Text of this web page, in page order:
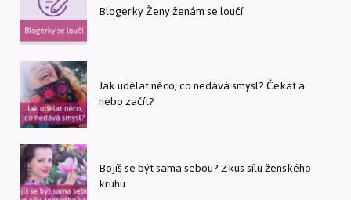
Blogerky Ženy ženám se loučí
Jak udělat něco, co nedává smysl? Čekat a
nebo začít?
Bojíš se být sama sebou? Zkus sílu ženského
kruhu